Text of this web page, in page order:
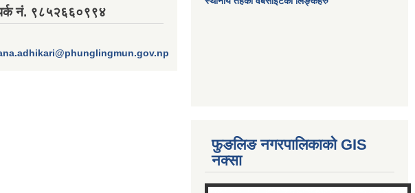
नं. ९८५२६६०९९४
फुङलिङ नगरपालिकाको GIS
नक्सा